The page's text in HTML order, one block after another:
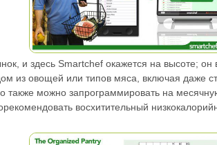
и здесь Smartchef окажется на высоте;
из овощей или типов мяса, включая даже
также можно запрограммировать на
восхитительный